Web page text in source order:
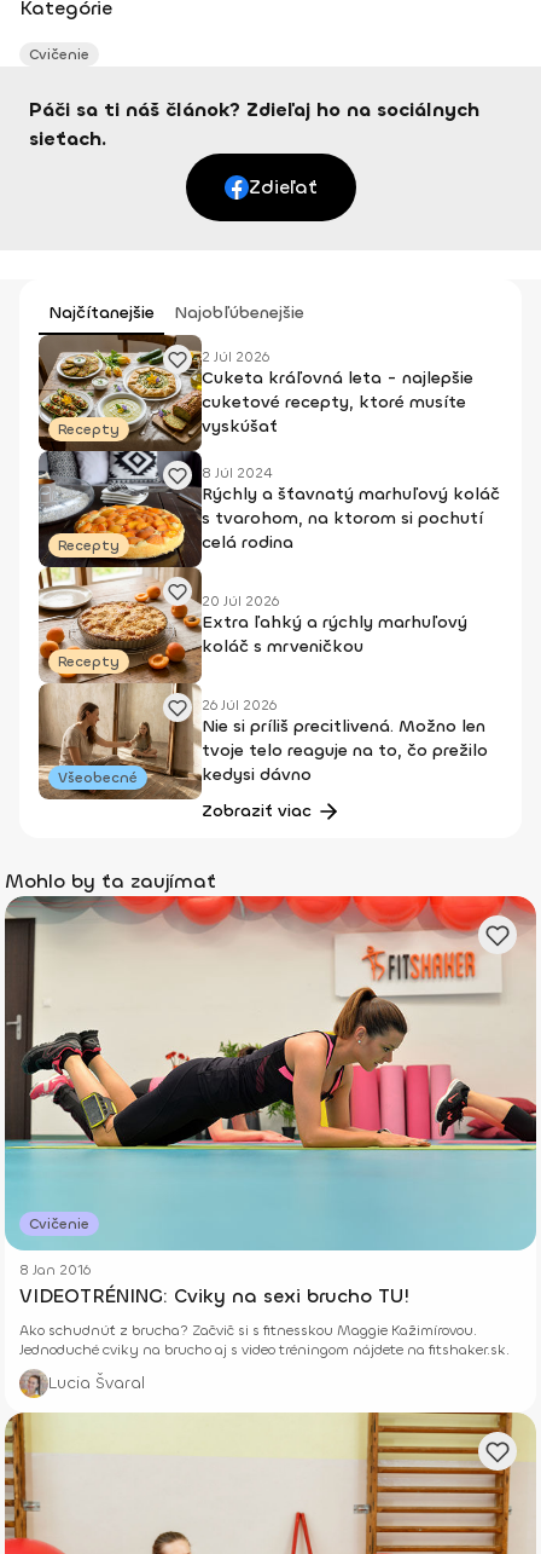
Kategórie
Cvičenie
Páči sa ti náš článok? Zdieľaj ho na sociálnych
sieťach.
Zdieľať
Najčítanejšie Najobľúbenejšie
Recepty
2 Júl 2026
Cuketa kráľovná leta - najlepšie
cuketové recepty, ktoré musíte
vyskúšať
Recepty
8 Júl 2024
Rýchly a šťavnatý marhuľový koláč
s tvarohom, na ktorom si pochutí
celá rodina
Recepty
20 Júl 2026
Extra ľahký a rýchly marhuľový
koláč s mrveničkou
Všeobecné
26 Júl 2026
Nie si príliš precitlivená. Možno len
tvoje telo reaguje na to, čo prežilo
kedysi dávno
Zobraziť viac
Mohlo by ťa zaujímať
Cvičenie
8 Jan 2016
VIDEOTRÉNING: Cviky na sexi brucho TU!
Ako schudnúť z brucha? Začvič si s fitnesskou Maggie Kažimírovou.
Jednoduché cviky na brucho aj s video tréningom nájdete na fitshaker.sk.
Lucia Švaral